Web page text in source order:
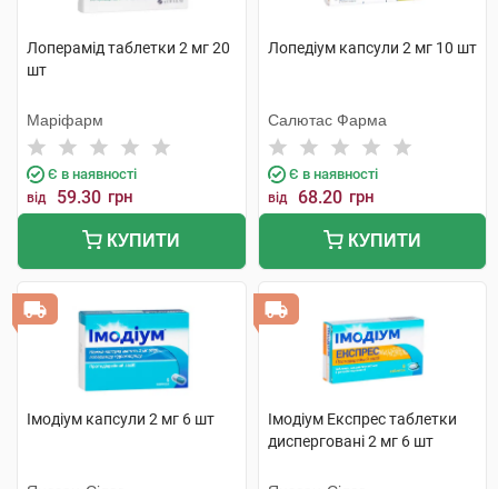
Лоперамід таблетки 2 мг 20
шт
Маріфарм
Є в наявності
від 59.30 грн
КУПИТИ
Лопедіум капсули 2 мг 10 шт
Салютас Фарма
Є в наявності
від 68.20 грн
КУПИТИ
Імодіум капсули 2 мг 6 шт
Імодіум Експрес таблетки
дисперговані 2 мг 6 шт